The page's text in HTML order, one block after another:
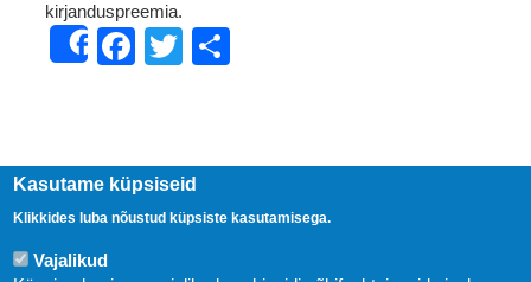
kirjanduspreemia.
ShareFacebook
Twitter
Kasutame küpsiseid
Klikkides luba nõustud küpsiste kasutamisega.
Vajalikud